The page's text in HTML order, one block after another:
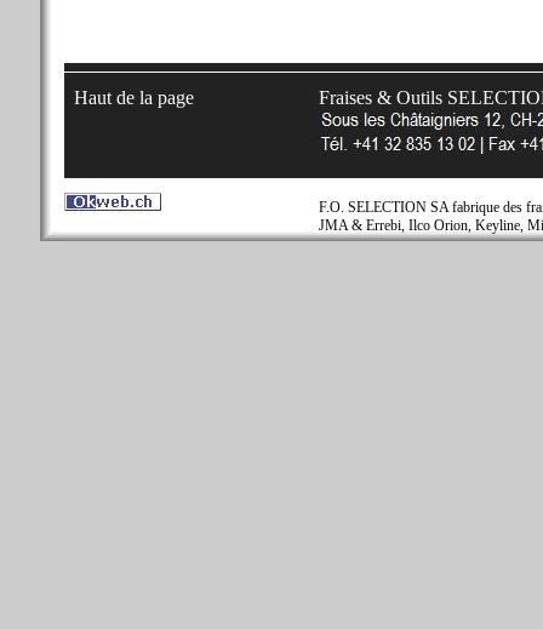
Haut de la page Fraises & Outils
F.O. SELECTION SA fabrique des
JMA & Errebi, Ilco Orion, Keyline,